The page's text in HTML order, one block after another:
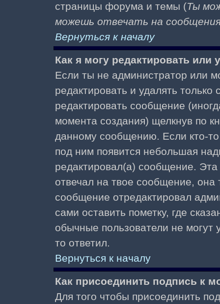
страницы форума и темы (Ты
можешь отвечать на
Вернуться к началу
Как я могу редактировать или
Если ты не администратор или
редактировать и удалять
редактировать сообщение
момента создания) щелкнув по
данному сообщению. Если кто-
под ним появится небольшая
редактировал(а) сообщение. Эта
отвечал на твое сообщение, она
сообщение отредактировал
сами оставить пометку, где
обычные пользователи не могут
то ответил.
Вернуться к началу
Как присоединить подпись к
Для того чтобы присоединить